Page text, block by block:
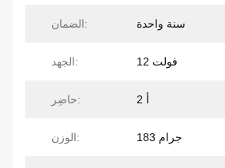
الضمان: سنة واحدة
الجهد: 12 فولت
حاضِر: 2 أ
الوزن: 183 جرام